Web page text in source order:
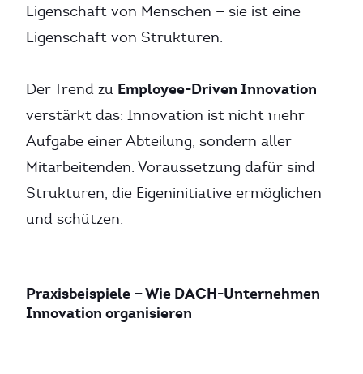
Eigenschaft von Menschen — sie ist eine
Eigenschaft von Strukturen.
Der Trend zu Employee-Driven Innovation
verstärkt das: Innovation ist nicht mehr
Aufgabe einer Abteilung, sondern aller
Mitarbeitenden. Voraussetzung dafür sind
Strukturen, die Eigeninitiative ermöglichen
und schützen.
Praxisbeispiele — Wie DACH-Unternehmen
Innovation organisieren